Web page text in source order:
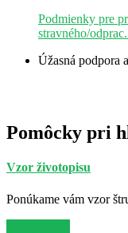
Podmienky pre
stravného/
Úžasná podpora
Pomôcky pri
Vzor životopisu
Ponúkame vám vzor